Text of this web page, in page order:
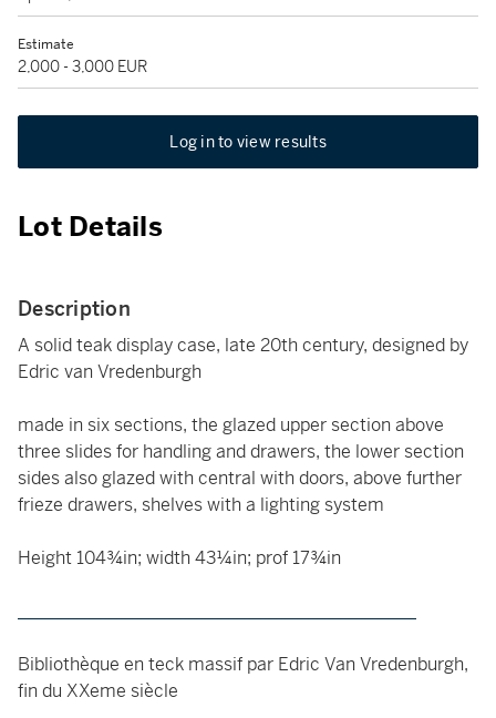
Estimate
2,000 - 3,000 EUR
Log in to view results
Lot Details
Description
A solid teak display case, late 20th century, designed by
Edric van Vredenburgh
made in six sections, the glazed upper section above
three slides for handling and drawers, the lower section
sides also glazed with central with doors, above further
frieze drawers, shelves with a lighting system
Height 104¾in; width 43¼in; prof 17¾in
Bibliothèque en teck massif par Edric Van Vredenburgh,
fin du XXeme siècle